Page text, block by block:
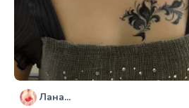
Лана...